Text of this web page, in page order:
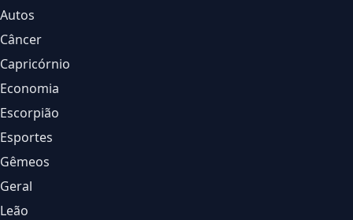
Autos
Câncer
Capricórnio
Economia
Escorpião
Esportes
Gêmeos
Geral
Leão